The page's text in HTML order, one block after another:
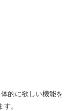
的に欲しい機能を
。